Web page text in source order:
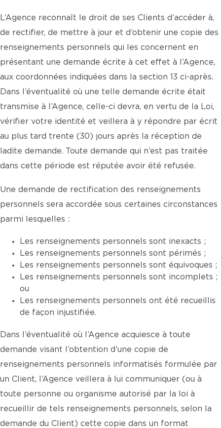
L’Agence reconnaît le droit de ses Clients d’accéder à,
de rectifier, de mettre à jour et d’obtenir une copie des
renseignements personnels qui les concernent en
présentant une demande écrite à cet effet à l’Agence,
aux coordonnées indiquées dans la section 13 ci-après.
Dans l’éventualité où une telle demande écrite était
transmise à l’Agence, celle-ci devra, en vertu de la Loi,
vérifier votre identité et veillera à y répondre par écrit
au plus tard trente (30) jours après la réception de
ladite demande. Toute demande qui n’est pas traitée
dans cette période est réputée avoir été refusée.
Une demande de rectification des renseignements
personnels sera accordée sous certaines circonstances
parmi lesquelles :
Les renseignements personnels sont inexacts ;
Les renseignements personnels sont périmés ;
Les renseignements personnels sont équivoques ;
Les renseignements personnels sont incomplets ;
ou
Les renseignements personnels ont été recueillis
de façon injustifiée.
Dans l’éventualité où l’Agence acquiesce à toute
demande visant l’obtention d’une copie de
renseignements personnels informatisés formulée par
un Client, l’Agence veillera à lui communiquer (ou à
toute personne ou organisme autorisé par la loi à
recueillir de tels renseignements personnels, selon la
demande du Client) cette copie dans un format